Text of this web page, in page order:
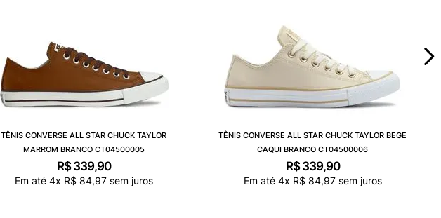
TÊNIS CONVERSE ALL STAR CHUCK TAYLOR
MARROM BRANCO CT04500005
R$ 339,90
Em até 4x R$ 84,97sem juros
TÊNIS CONVERSE ALL STAR CHUCK TAYLOR BEGE
CAQUI BRANCO CT04500006
R$ 339,90
Em até 4x R$ 84,97sem juros